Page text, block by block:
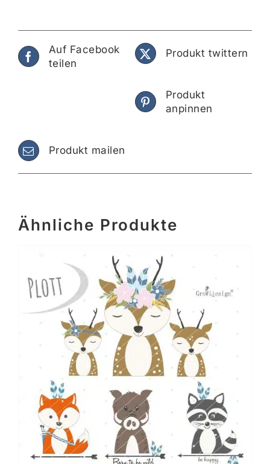
Auf Facebook
teilen
Produkt twittern
Produkt
anpinnen
Produkt mailen
Ähnliche Produkte